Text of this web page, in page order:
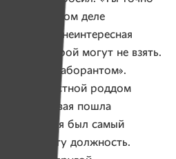
На самом деле
это самая неинтересная
медсестрой могут не взять.
быть лаборантом».
в областной роддом
Я первая пошла
что у меня был самый
на эту должность.